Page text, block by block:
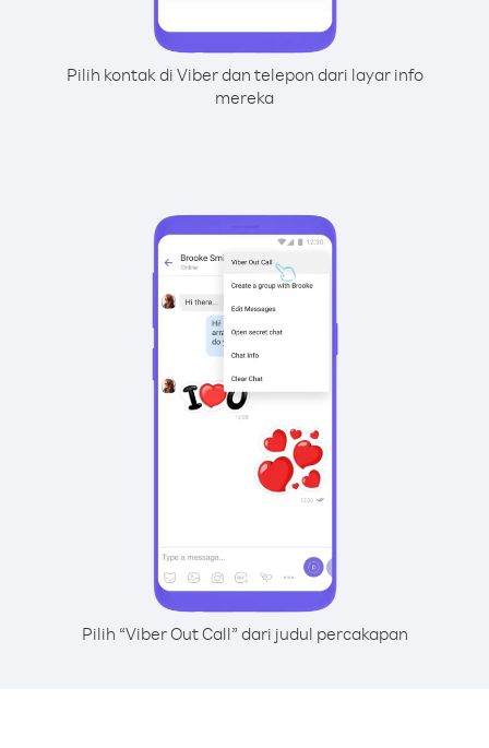
Pilih kontak di Viber dan telepon dari layar info
mereka
Pilih “Viber Out Call” dari judul percakapan